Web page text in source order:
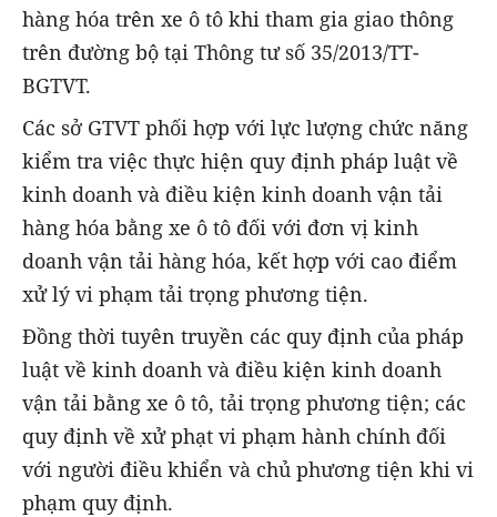
hàng hóa trên xe ô tô khi tham gia giao thông
trên đường bộ tại Thông tư số 35/2013/TT-
BGTVT.
Các sở GTVT phối hợp với lực lượng chức năng
kiểm tra việc thực hiện quy định pháp luật về
kinh doanh và điều kiện kinh doanh vận tải
hàng hóa bằng xe ô tô đối với đơn vị kinh
doanh vận tải hàng hóa, kết hợp với cao điểm
xử lý vi phạm tải trọng phương tiện.
Đồng thời tuyên truyền các quy định của pháp
luật về kinh doanh và điều kiện kinh doanh
vận tải bằng xe ô tô, tải trọng phương tiện; các
quy định về xử phạt vi phạm hành chính đối
với người điều khiển và chủ phương tiện khi vi
phạm quy định.